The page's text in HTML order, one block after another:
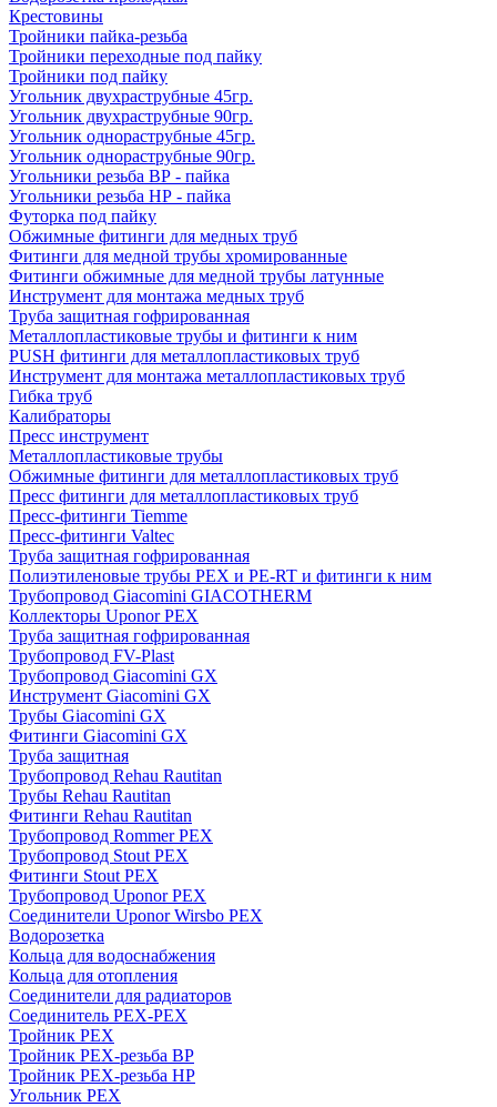
Крестовины
Тройники пайка-резьба
Тройники переходные под пайку
Тройники под пайку
Угольник двухраструбные 45гр.
Угольник двухраструбные 90гр.
Угольник однораструбные 45гр.
Угольник однораструбные 90гр.
Угольники резьба ВР - пайка
Угольники резьба НР - пайка
Футорка под пайку
Обжимные фитинги для медных труб
Фитинги для медной трубы хромированные
Фитинги обжимные для медной трубы латунные
Инструмент для монтажа медных труб
Труба защитная гофрированная
Металлопластиковые трубы и фитинги к ним
PUSH фитинги для металлопластиковых труб
Инструмент для монтажа металлопластиковых труб
Гибка труб
Калибраторы
Пресс инструмент
Металлопластиковые трубы
Обжимные фитинги для металлопластиковых труб
Пресс фитинги для металлопластиковых труб
Пресс-фитинги Tiemme
Пресс-фитинги Valtec
Труба защитная гофрированная
Полиэтиленовые трубы PEX и PE-RT и фитинги к ним
Трубопровод Giacomini GIACOTHERM
Коллекторы Uponor PEX
Труба защитная гофрированная
Трубопровод FV-Plast
Трубопровод Giacomini GX
Инструмент Giacomini GX
Трубы Giacomini GX
Фитинги Giacomini GX
Труба защитная
Трубопровод Rehau Rautitan
Трубы Rehau Rautitan
Фитинги Rehau Rautitan
Трубопровод Rommer PEX
Трубопровод Stout PEX
Фитинги Stout PEX
Трубопровод Uponor PEX
Соединители Uponor Wirsbo PEX
Водорозетка
Кольца для водоснабжения
Кольца для отопления
Соединители для радиаторов
Соединитель PEX-PEX
Тройник PEX
Тройник PEX-резьба ВР
Тройник PEX-резьба НР
Угольник PEX